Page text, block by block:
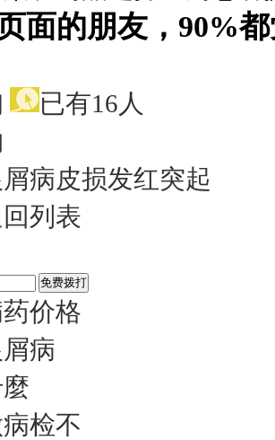
面的朋友，90%
已有16人
病皮损发红突起
列表
价格
病
检不